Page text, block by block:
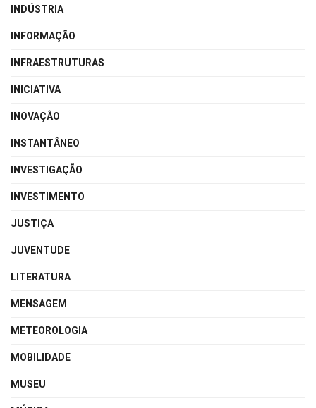
INDÚSTRIA
INFORMAÇÃO
INFRAESTRUTURAS
INICIATIVA
INOVAÇÃO
INSTANTÂNEO
INVESTIGAÇÃO
INVESTIMENTO
JUSTIÇA
JUVENTUDE
LITERATURA
MENSAGEM
METEOROLOGIA
MOBILIDADE
MUSEU